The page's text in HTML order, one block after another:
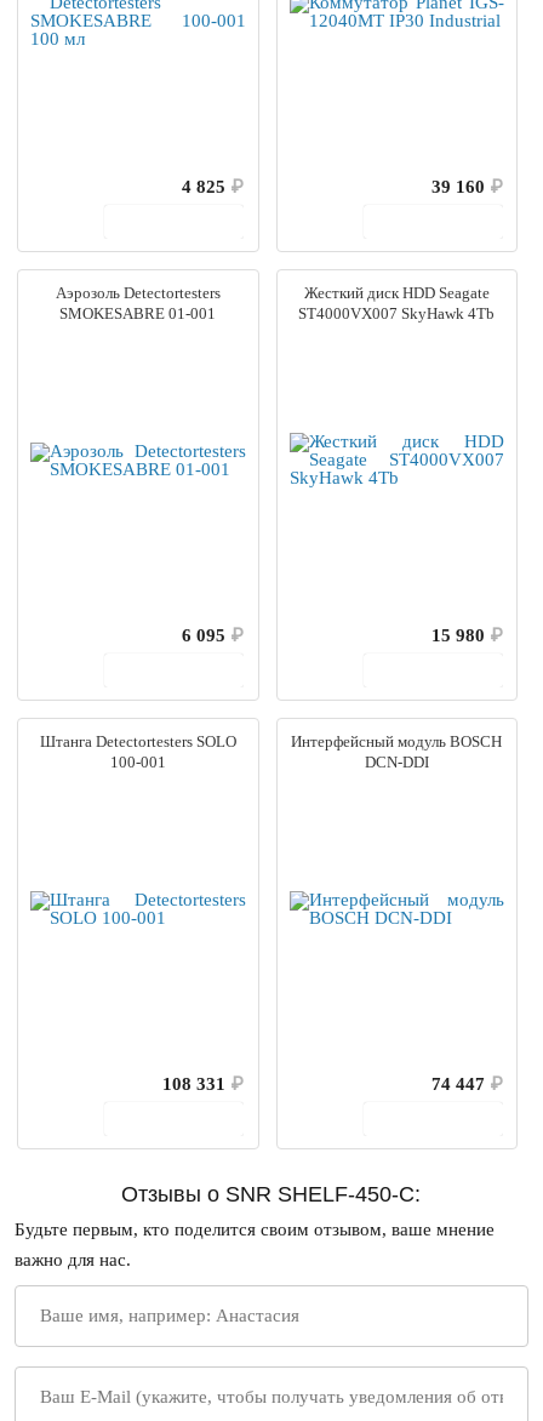
4 825 ₽
39 160 ₽
Аэрозоль Detectortesters
SMOKESABRE 01-001
6 095 ₽
Жесткий диск HDD Seagate
ST4000VX007 SkyHawk 4Tb
15 980 ₽
Штанга Detectortesters SOLO
100-001
108 331 ₽
Интерфейсный модуль BOSCH
DCN-DDI
74 447 ₽
Отзывы о SNR SHELF-450-C:
Будьте первым, кто поделится своим отзывом, ваше мнение
важно для нас.